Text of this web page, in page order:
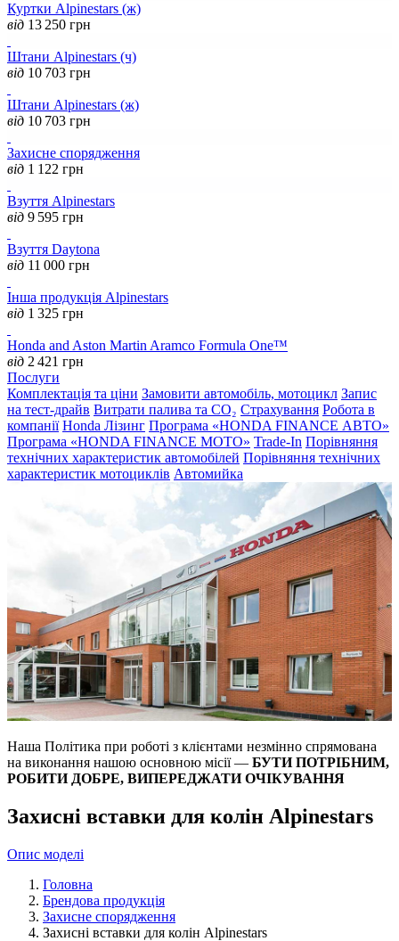
Куртки Alpinestars (ж)
від 13 250 грн
Штани Alpinestars (ч)
від 10 703 грн
Штани Alpinestars (ж)
від 10 703 грн
Захисне спорядження
від 1 122 грн
Взуття Alpinestars
від 9 595 грн
Взуття Daytona
від 11 000 грн
Інша продукція Alpinestars
від 1 325 грн
Honda and Aston Martin Aramco Formula One™
від 2 421 грн
Послуги
Комплектація та ціни Замовити автомобіль, мотоцикл Запис
на тест-драйв Витрати палива та CO₂ Страхування Робота в
компанії Honda Лізинг Програма «HONDA FINANCE АВТО»
Програма «HONDA FINANCE MOTO» Trade-In Порівняння
технічних характеристик автомобілей Порівняння технічних
характеристик мотоциклів Автомийка
Наша Політика при роботі з клієнтами незмінно спрямована
на виконання нашою основною місії — БУТИ ПОТРІБНИМ,
РОБИТИ ДОБРЕ, ВИПЕРЕДЖАТИ ОЧІКУВАННЯ
Захисні вставки для колін Alpinestars
Опис моделі
Головна
Брендова продукція
Захисне спорядження
Захисні вставки для колін Alpinestars